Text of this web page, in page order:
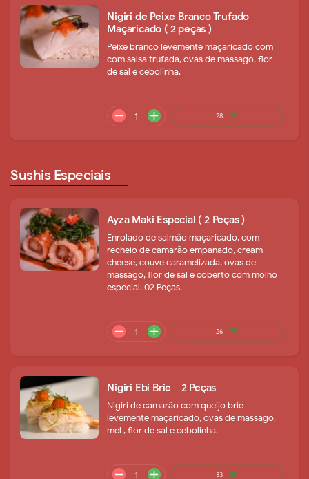
Nigiri de Peixe Branco Trufado
Maçaricado ( 2 peças )
Peixe branco levemente maçaricado com
com salsa trufada, ovas de massago, flor
de sal e cebolinha.
Sushis Especiais
Ayza Maki Especial ( 2 Peças )
Enrolado de salmão maçaricado, com
recheio de camarão empanado, cream
cheese, couve caramelizada, ovas de
massago, flor de sal e coberto com molho
especial. 02 Peças.
Nigiri Ebi Brie - 2 Peças
Nigiri de camarão com queijo brie
levemente maçaricado, ovas de massago,
mel , flor de sal e cebolinha.